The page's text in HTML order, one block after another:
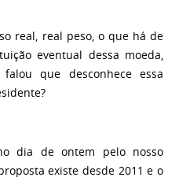
real, real peso, o que há de
eventual dessa moeda,
que desconhece essa
dia de ontem pelo nosso
existe desde 2011 e o